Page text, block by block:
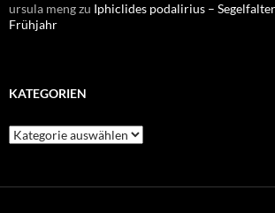
ursula mengzu Iphiclides podalirius –
Frühjahr
KATEGORIEN
Kategorien